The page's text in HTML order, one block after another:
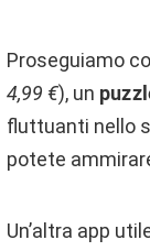
Proseguiamo
4,99 €), un
fluttuanti nello
potete
Un’altra app